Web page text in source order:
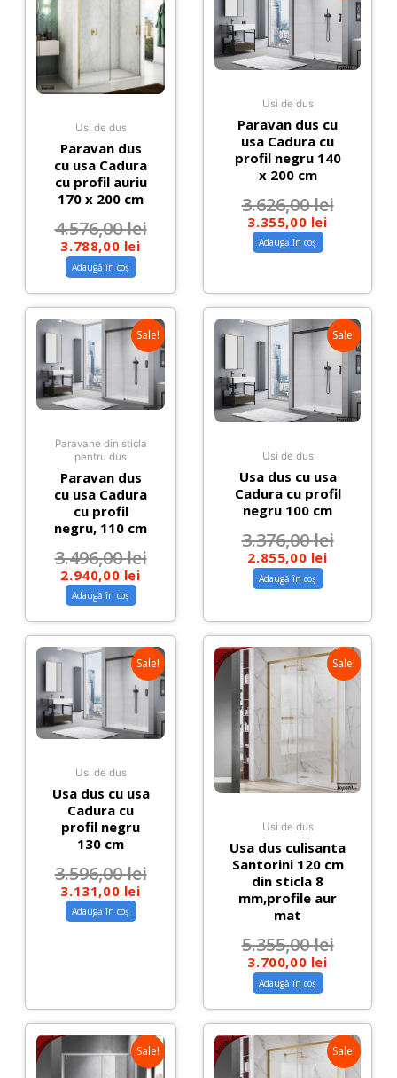
Usi de dus
Paravan dus
cu usa Cadura
cu profil auriu
170 x 200 cm
4.576,00lei
3.788,00 lei
Adaugă în coș
Usi de dus
Paravan dus cu
usa Cadura cu
profil negru 140
x 200 cm
3.626,00lei
3.355,00 lei
Adaugă în coș
Sale!
Paravane din sticla
pentru dus
Paravan dus
cu usa Cadura
cu profil
negru, 110 cm
3.496,00lei
2.940,00 lei
Adaugă în coș
Sale!
Usi de dus
Usa dus cu usa
Cadura cu profil
negru 100 cm
3.376,00lei
2.855,00 lei
Adaugă în coș
Sale!
Usi de dus
Usa dus cu usa
Cadura cu
profil negru
130 cm
3.596,00lei
3.131,00 lei
Adaugă în coș
Sale!
Usi de dus
Usa dus culisanta
Santorini 120 cm
din sticla 8
mm,profile aur
mat
5.355,00lei
3.700,00 lei
Adaugă în coș
Sale! Sale!